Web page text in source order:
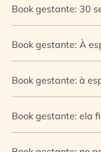
Book gestante: 30
Book gestante: À
Book gestante: à
Book gestante: ela